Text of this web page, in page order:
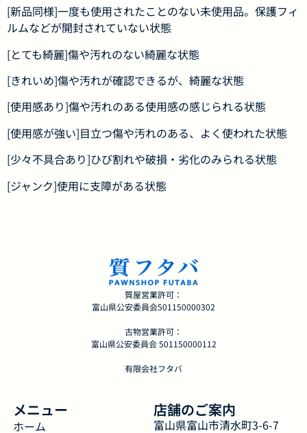
[新品同様]一度も使用されたことのない未使用品。保護フィ
ルムなどが開封されていない状態
[とても綺麗]傷や汚れのない綺麗な状態
[きれいめ]傷や汚れが確認できるが、綺麗な状態
[使用感あり]傷や汚れのある使用感の感じられる状態
[使用感が強い]目立つ傷や汚れのある、よく使われた状態
[少々不具合あり]ひび割れや破損・劣化のみられる状態
[ジャンク]使用に支障がある状態
質屋営業許可：
富山県公安委員会501150000302
古物営業許可：
富山県公安委員会 501150000112
有限会社フタバ
メニュー
ホーム
店舗のご案内
富山県富山市清水町3-6-7